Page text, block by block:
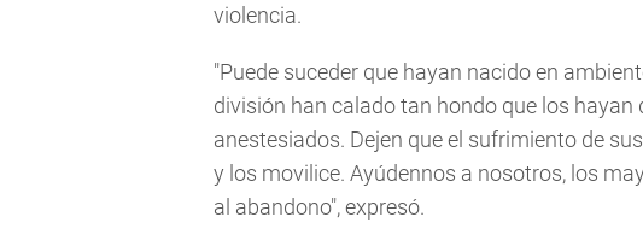
violencia.
"Puede suceder que hayan nacido en
división han calado tan hondo que los
anestesiados. Dejen que el sufrimiento de
y los movilice. Ayúdennos a nosotros, los
al abandono", expresó.